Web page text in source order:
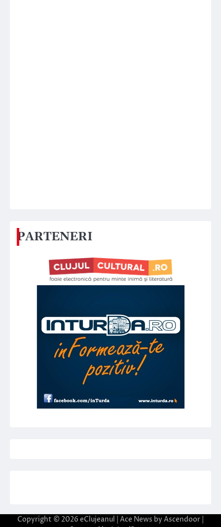
PARTENERI
Copyright © 2026 eClujeanul | Ace News by Ascendoor